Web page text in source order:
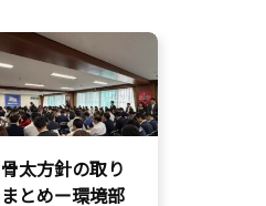
骨太方針の取り
まとめー環境部